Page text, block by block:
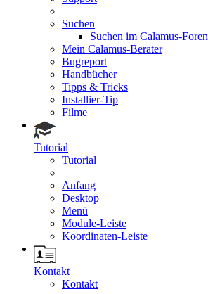
Suchen
Suchen im Calamus-Foren
Mein Calamus-Berater
Bugreport
Handbücher
Tipps & Tricks
Installier-Tip
Filme
Tutorial
Tutorial
Anfang
Desktop
Menü
Module-Leiste
Koordinaten-Leiste
Kontakt
Kontakt